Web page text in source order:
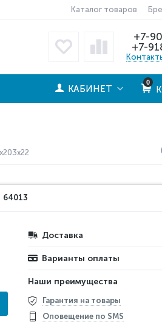
Каталог товаров
+7-
+7-
0
КАБИНЕТ
64013
Доставка
Варианты оплаты
Наши преимущества
Гарантия на товары
Оповещение по SMS